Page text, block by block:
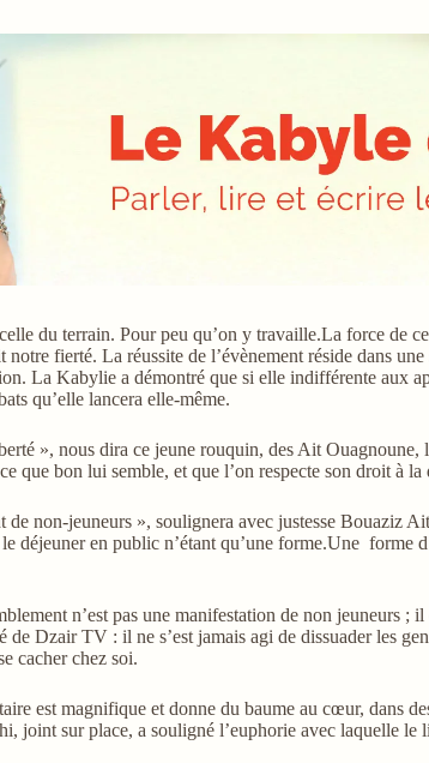
du terrain. Pour peu qu’on y travaille.La force de
fierté. La réussite de l’évènement réside dans
La Kabylie a démontré que si elle indifférente aux
qu’elle lancera elle-même.
», nous dira ce jeune rouquin, des Ait
que bon lui semble, et que l’on respecte son droit
de non-jeuneurs », soulignera avec justesse
déjeuner en public n’étant qu’une forme.Une forme
n’est pas une manifestation de non
Dzair TV : il ne s’est jamais agi de dissuader les
cacher chez soi.
est magnifique et donne du baume au cœur, dans
joint sur place, a souligné l’euphorie avec laquelle